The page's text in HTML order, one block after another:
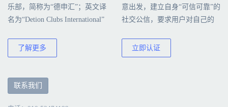
乐部，简称为“德申汇”；英文译
名为“Detion Clubs International”
技股份有限公司创建、运营和
管理。
了解更多
意出发，建立自身“可信可靠”的
社交公信，要求用户对自己的
司认证信息。
立即认证
联系我们